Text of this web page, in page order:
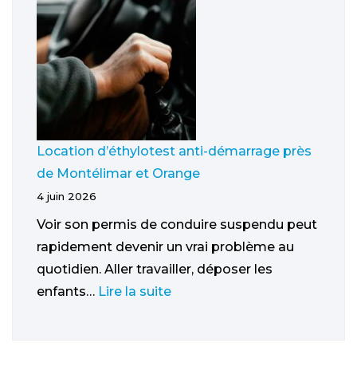
Location d’éthylotest anti-démarrage près
de Montélimar et Orange
4 juin 2026
Voir son permis de conduire suspendu peut
rapidement devenir un vrai problème au
quotidien. Aller travailler, déposer les
enfants… Lire la suite